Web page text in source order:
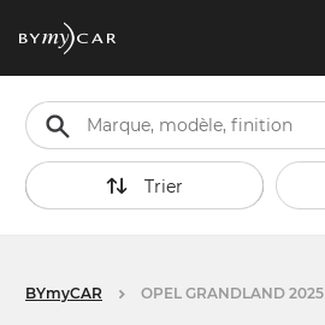
Trier
BYmyCAR OPEL GRANDLAND 2025